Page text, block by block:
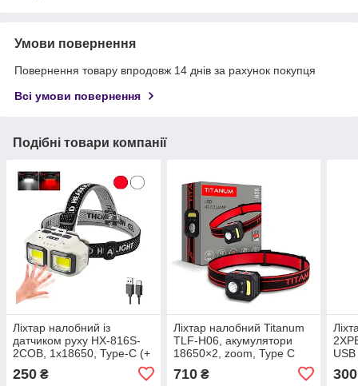
Умови повернення
Повернення товару впродовж 14 днів за рахунок покупця
Всі умови повернення
Подібні товари компанії
Ліхтар налобний із
датчиком руху HX-816S-
2COB, 1x18650, Type-C (+
250 ₴
Ліхтар налобний Titanum
TLF-H06, акумулятори
18650×2, zoom, Type C
710₴ 300